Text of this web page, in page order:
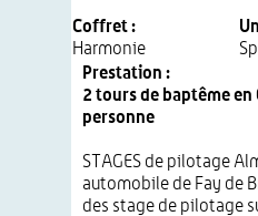
Coffret :
Harmonie
Prestation :
2 tours de baptême en
personne
STAGES de pilotage
automobile de Fay de
des stage de pilotage